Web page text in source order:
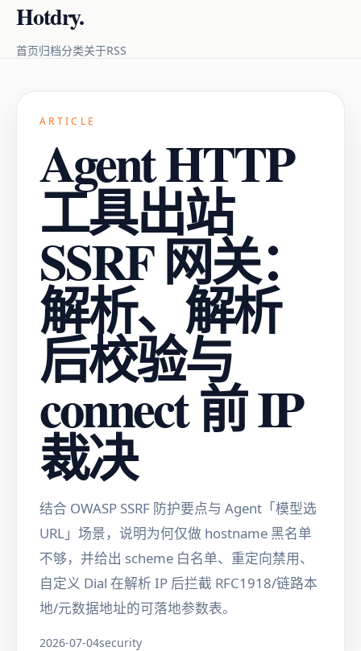
Hotdry.
首页归档分类关于RSS
ARTICLE
Agent HTTP
工具出站
SSRF 网关：
解析、解析
后校验与
connect 前 IP
裁决
结合 OWASP SSRF 防护要点与 Agent「模型选
URL」场景，说明为何仅做 hostname 黑名单
不够，并给出 scheme 白名单、重定向禁用、
自定义 Dial 在解析 IP 后拦截 RFC1918/链路本
地/元数据地址的可落地参数表。
2026-07-04security